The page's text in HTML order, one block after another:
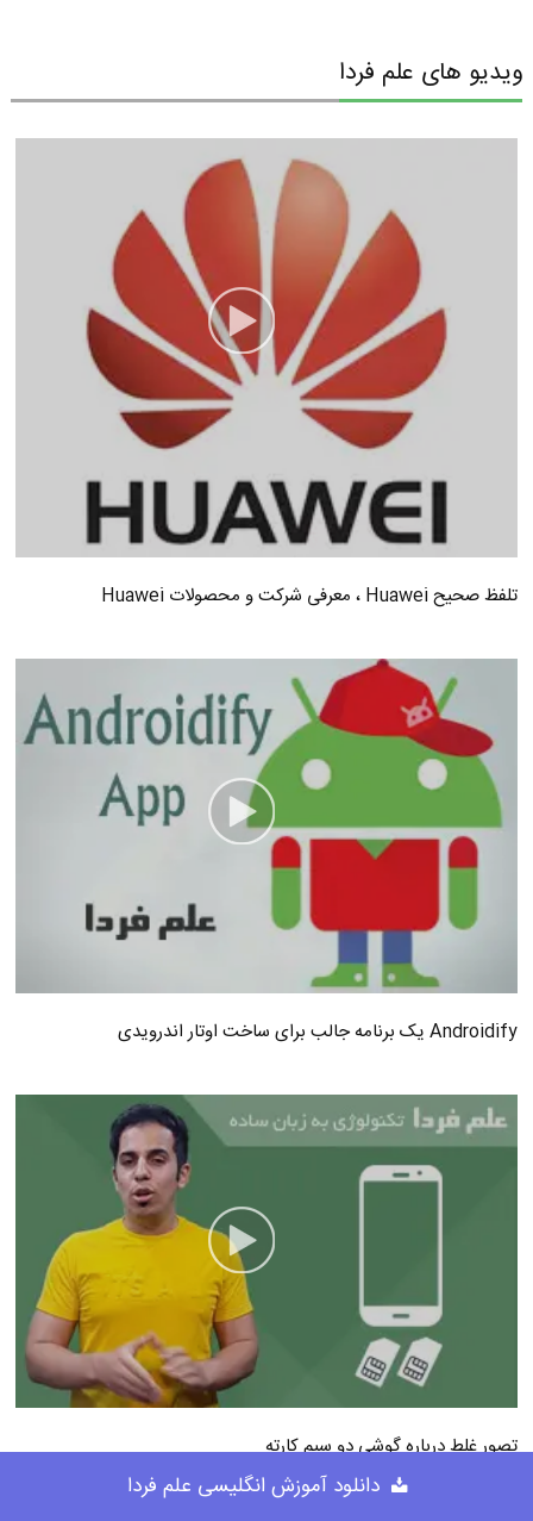
ویدیو های علم فردا
تلفظ صحیح Huawei ، معرفی شرکت و محصولات Huawei
Androidify یک برنامه جالب برای ساخت اوتار اندرویدی
تصور غلط درباره گوشی دو سیم کارته
دانلود آموزش انگلیسی علم فردا